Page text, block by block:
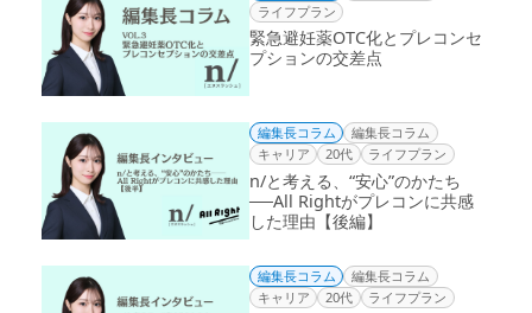
ライフプラン
緊急避妊薬OTC化とプレコンセ
プションの交差点
編集長コラム
編集長コラム
キャリア
20代 ライフプラン
n/と考える、“安心”のかたち
──All Rightがプレコンに共感
した理由【後編】
編集長コラム
編集長コラム
キャリア
20代 ライフプラン